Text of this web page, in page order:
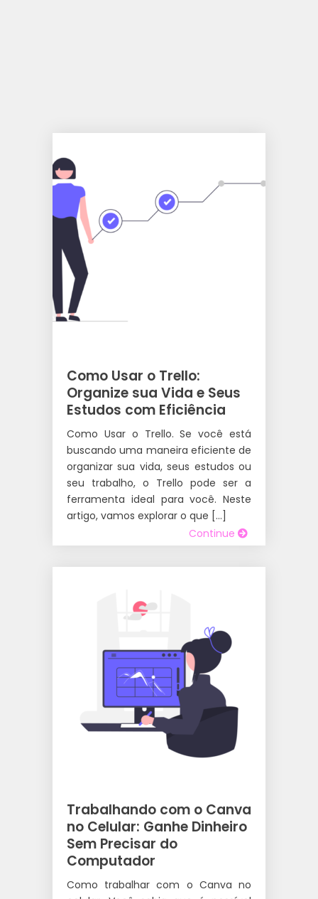
Como Usar o Trello:
Organize sua Vida e Seus
Estudos com Eficiência
Como Usar o Trello. Se você está
buscando uma maneira eficiente de
organizar sua vida, seus estudos ou
seu trabalho, o Trello pode ser a
ferramenta ideal para você. Neste
artigo, vamos explorar o que […]
Continue
Trabalhando com o Canva
no Celular: Ganhe Dinheiro
Sem Precisar do
Computador
Como trabalhar com o Canva no